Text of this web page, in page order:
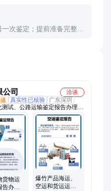
一次鉴定；提前准备完整
司
洽谈
真实性已核验
广东深圳
试、公路运输鉴定报告办理、
测试、质定性分析、成分分析
、第三方分析机、防尘防水试
货物运
告办理
爆竹产品海运、
空运和货运运输